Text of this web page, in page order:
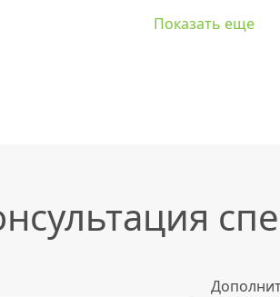
Показать еще